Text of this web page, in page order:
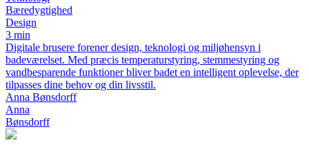
Bæredygtighed
Design
3 min
Digitale brusere forener design, teknologi og miljøhensyn i
badeværelset. Med præcis temperaturstyring, stemmestyring og
vandbesparende funktioner bliver badet en intelligent oplevelse, der
tilpasses dine behov og din livsstil.
Anna Bønsdorff
Anna
Bønsdorff